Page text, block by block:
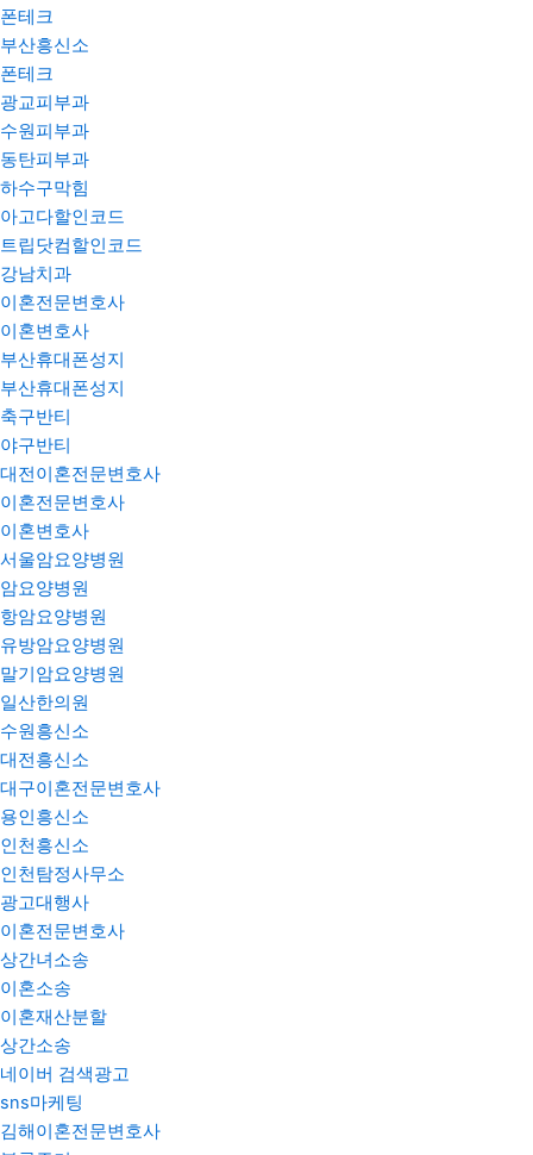
폰테크
부산흥신소
폰테크
광교피부과
수원피부과
동탄피부과
하수구막힘
아고다할인코드
트립닷컴할인코드
강남치과
이혼전문변호사
이혼변호사
부산휴대폰성지
부산휴대폰성지
축구반티
야구반티
대전이혼전문변호사
이혼전문변호사
이혼변호사
서울암요양병원
암요양병원
항암요양병원
유방암요양병원
말기암요양병원
일산한의원
수원흥신소
대전흥신소
대구이혼전문변호사
용인흥신소
인천흥신소
인천탐정사무소
광고대행사
이혼전문변호사
상간녀소송
이혼소송
이혼재산분할
상간소송
네이버 검색광고
sns마케팅
김해이혼전문변호사